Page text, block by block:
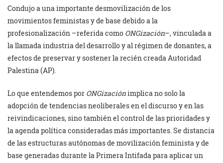
Condujo a una importante desmovilización de los
movimientos feministas y de base debido a la
profesionalización –referida como ONGización–, vinculada a
la llamada industria del desarrollo y al régimen de donantes, a
efectos de preservar y sostener la recién creada Autoridad
Palestina (AP).
Lo que entendemos por ONGizaciónimplica no solo la
adopción de tendencias neoliberales en el discurso y en las
reivindicaciones, sino también el control de las prioridades y
la agenda política consideradas más importantes. Se distancia
de las estructuras autónomas de movilización feminista y de
base generadas durante la Primera Intifada para aplicar un